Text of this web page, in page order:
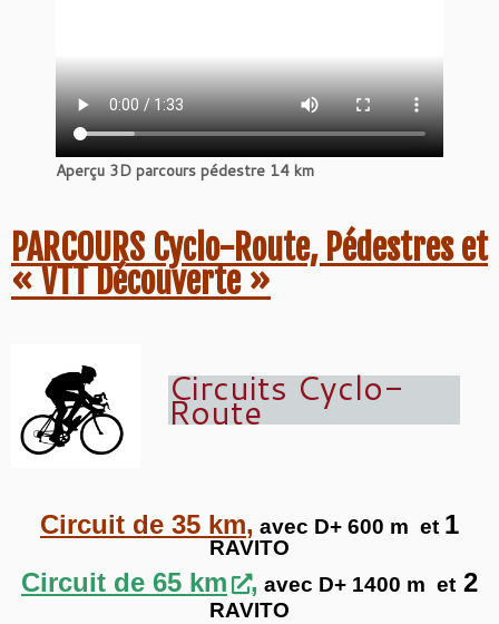
Aperçu 3D parcours pédestre 14 km
PARCOURS Cyclo-Route, Pédestres et
« VTT Découverte »
Circuits Cyclo-
Route
Circuit de 35 km, avec D+ 600 m et 1
RAVITO
Circuit de 65 km , avec D+ 1400 m et2
RAVITO